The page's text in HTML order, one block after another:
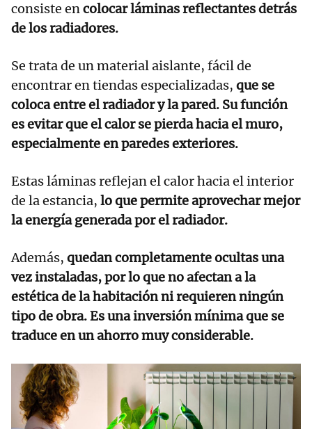
consiste encolocar láminas reflectantes detrás
de los radiadores.
Se trata de un material aislante, fácil de
encontrar en tiendas especializadas, que se
coloca entre el radiador y la pared. Su función
es evitar que el calor se pierda hacia el muro,
especialmente en paredes exteriores.
Estas láminas reflejan el calor hacia el interior
de la estancia, lo que permite aprovechar mejor
la energía generada por el radiador.
Además, quedan completamente ocultas una
vez instaladas, por lo que no afectan a la
estética de la habitación ni requieren ningún
tipo de obra. Es una inversión mínima que se
traduce en un ahorro muy considerable.